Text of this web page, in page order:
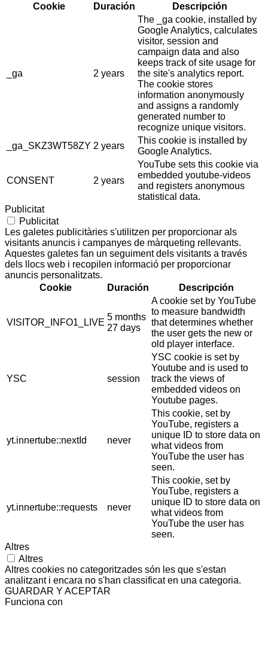
Cookie
Duración Descripción
_ga 2 years
The _ga cookie, installed by
Google Analytics, calculates
visitor, session and
campaign data and also
keeps track of site usage for
the site's analytics report.
The cookie stores
information anonymously
and assigns a randomly
generated number to
recognize unique visitors.
_ga_SKZ3WT58ZY 2 years
This cookie is installed by
Google Analytics.
CONSENT 2 years
YouTube sets this cookie via
embedded youtube-videos
and registers anonymous
statistical data.
Publicitat
Publicitat
Les galetes publicitàries s'utilitzen per proporcionar als
visitants anuncis i campanyes de màrqueting rellevants.
Aquestes galetes fan un seguiment dels visitants a través
dels llocs web i recopilen informació per proporcionar
anuncis personalitzats.
Cookie
Duración Descripción
VISITOR_INFO1_LIVE
5 months
27 days
A cookie set by YouTube
to measure bandwidth
that determines whether
the user gets the new or
old player interface.
YSC session
YSC cookie is set by
Youtube and is used to
track the views of
embedded videos on
Youtube pages.
yt.innertube::nextId never
This cookie, set by
YouTube, registers a
unique ID to store data on
what videos from
YouTube the user has
seen.
yt.innertube::requests never
This cookie, set by
YouTube, registers a
unique ID to store data on
what videos from
YouTube the user has
seen.
Altres
Altres
Altres cookies no categoritzades són les que s'estan
analitzant i encara no s'han classificat en una categoria.
GUARDAR Y ACEPTAR
Funciona con